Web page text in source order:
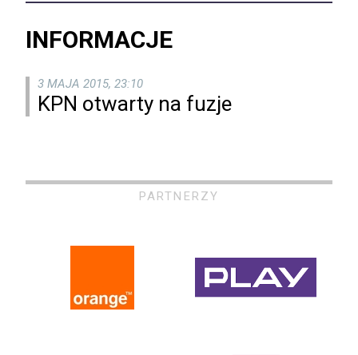
INFORMACJE
3 MAJA 2015, 23:10
KPN otwarty na fuzje
PARTNERZY